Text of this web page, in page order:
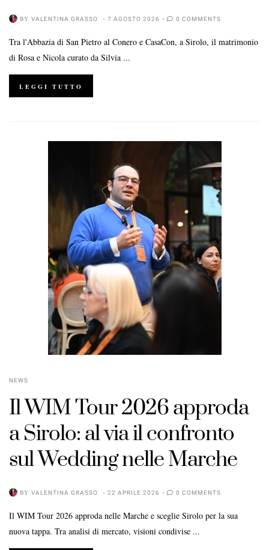
BY VALENTINA GRASSO 7 AGOSTO 2026 0 COMMENTS
Tra l'Abbazia di San Pietro al Conero e CasaCon, a Sirolo, il matrimonio
di Rosa e Nicola curato da Silvia ...
LEGGI TUTTO
NEWS
Il WIM Tour 2026 approda
a Sirolo: al via il confronto
sul Wedding nelle Marche
BY VALENTINA GRASSO 22 APRILE 2026 0 COMMENTS
Il WIM Tour 2026 approda nelle Marche e sceglie Sirolo per la sua
nuova tappa. Tra analisi di mercato, visioni condivise ...